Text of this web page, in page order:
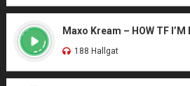
Maxo Kream – HOW TF I’M
188 Hallgat